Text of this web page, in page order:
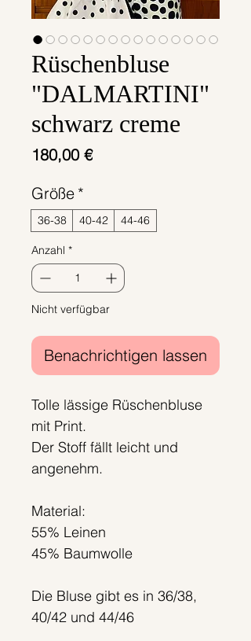
Rüschenbluse
"DALMARTINI"
schwarz creme
180,00 €Preis
Größe *
36-38 40-42 44-46
Anzahl *
Nicht verfügbar
Benachrichtigen lassen
Tolle lässige Rüschenbluse
mit Print.
Der Stoff fällt leicht und
angenehm.
Material:
55% Leinen
45% Baumwolle
Die Bluse gibt es in 36/38,
40/42 und 44/46